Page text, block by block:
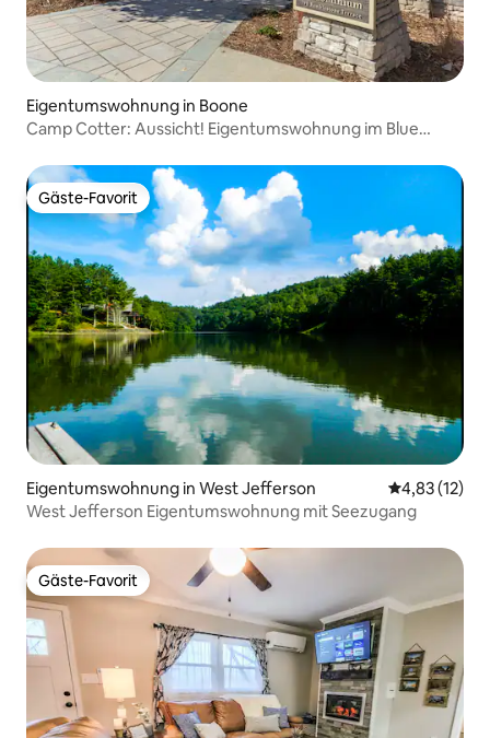
Eigentumswohnung in Boone
Camp Cotter: Aussicht! Eigentumswohnung im Blue
Gäste-Favorit
Gäste-Favorit
Eigentumswohnung in West Jefferson
4,83 (12)
West Jefferson Eigentumswohnung mit Seezugang
Gäste-Favorit
Gäste-Favorit